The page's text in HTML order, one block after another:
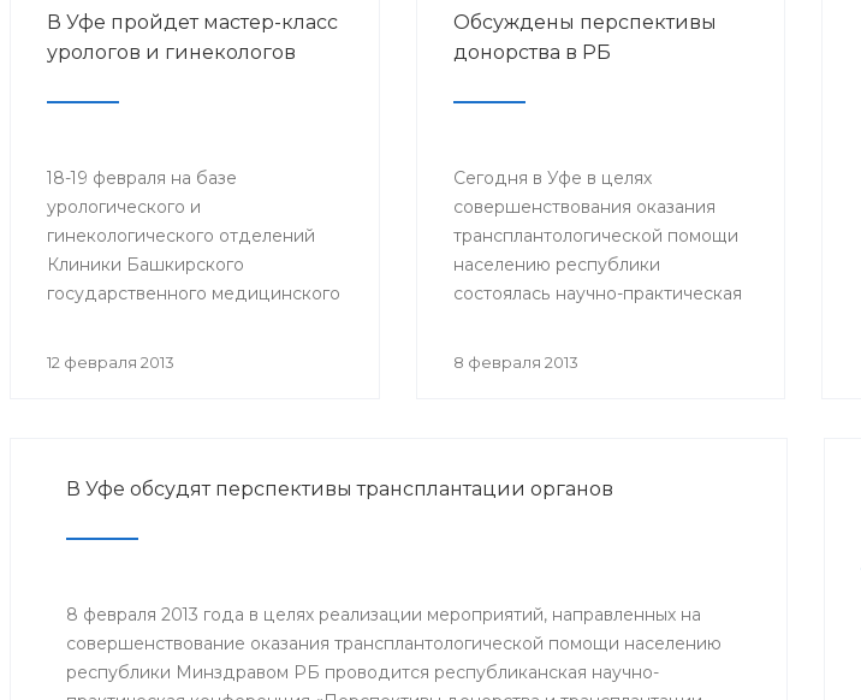
В Уфе пройдет мастер-класс
урологов и гинекологов
18-19 февраля на базе
урологического и
гинекологического отделений
Клиники Башкирского
государственного медицинского
мастер-класс
республики, а также интерны,
12 февраля 2013
Обсуждены перспективы
донорства в РБ
Сегодня в Уфе в целях
совершенствования оказания
трансплантологической помощи
населению республики
состоялась научно-практическая
донорства и трансплантации
8 февраля 2013
В Уфе обсудят перспективы трансплантации органов
8 февраля 2013 года в целях реализации мероприятий, направленных на
совершенствование оказания трансплантологической помощи населению
республики Минздравом РБ проводится республиканская научно-